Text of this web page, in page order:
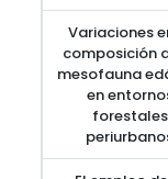
Variaciones
composición
mesofauna
en
forestales